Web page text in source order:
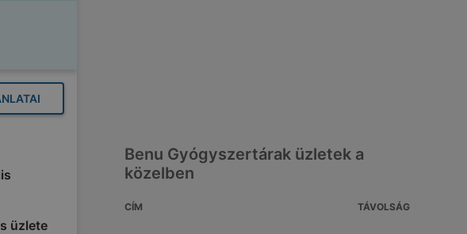
üzlete
Benu Gyógyszertárak üzletek a
közelben
CÍM TÁVOLSÁG